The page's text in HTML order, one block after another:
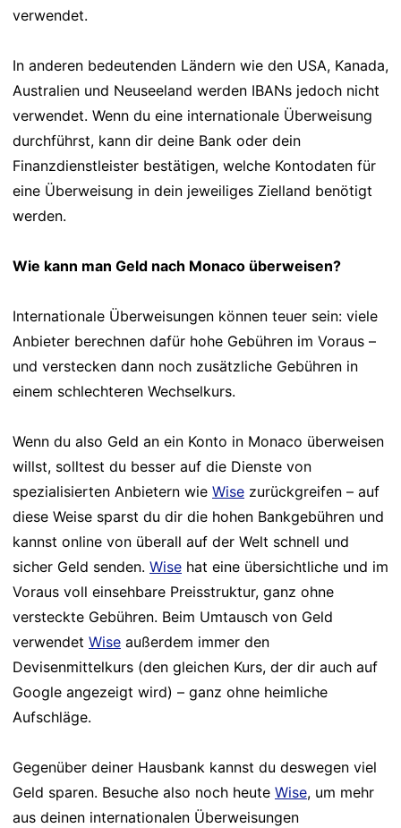
verwendet.
In anderen bedeutenden Ländern wie den USA, Kanada,
Australien und Neuseeland werden IBANs jedoch nicht
verwendet. Wenn du eine internationale Überweisung
durchführst, kann dir deine Bank oder dein
Finanzdienstleister bestätigen, welche Kontodaten für
eine Überweisung in dein jeweiliges Zielland benötigt
werden.
Wie kann man Geld nach Monaco überweisen?
Internationale Überweisungen können teuer sein: viele
Anbieter berechnen dafür hohe Gebühren im Voraus –
und verstecken dann noch zusätzliche Gebühren in
einem schlechteren Wechselkurs.
Wenn du also Geld an ein Konto in Monaco überweisen
willst, solltest du besser auf die Dienste von
spezialisierten Anbietern wie Wise zurückgreifen – auf
diese Weise sparst du dir die hohen Bankgebühren und
kannst online von überall auf der Welt schnell und
sicher Geld senden. Wise hat eine übersichtliche und im
Voraus voll einsehbare Preisstruktur, ganz ohne
versteckte Gebühren. Beim Umtausch von Geld
verwendet Wise außerdem immer den
Devisenmittelkurs (den gleichen Kurs, der dir auch auf
Google angezeigt wird) – ganz ohne heimliche
Aufschläge.
Gegenüber deiner Hausbank kannst du deswegen viel
Geld sparen. Besuche also noch heute Wise, um mehr
aus deinen internationalen Überweisungen